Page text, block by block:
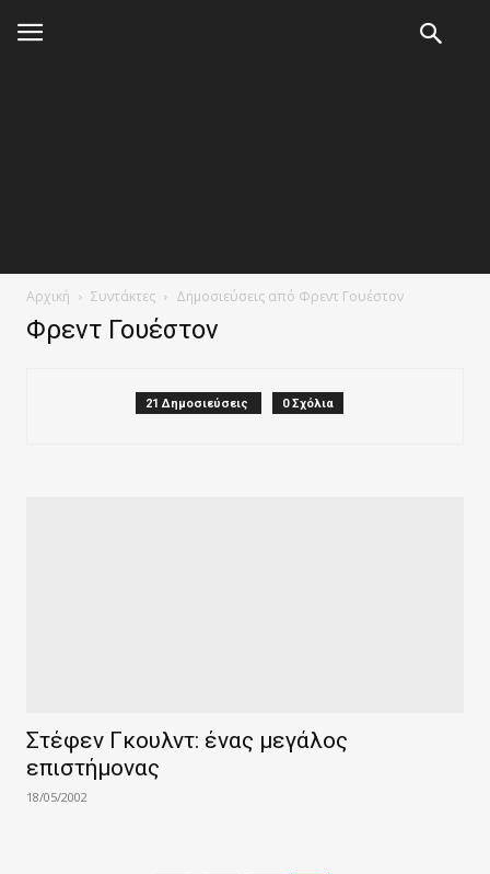
Αρχική Συντάκτες Δημοσιεύσεις από Φρεντ Γουέστον
Φρεντ Γουέστον
21 Δημοσιεύσεις 0 Σχόλια
Στέφεν Γκουλντ: ένας μεγάλος
επιστήμονας
18/05/2002